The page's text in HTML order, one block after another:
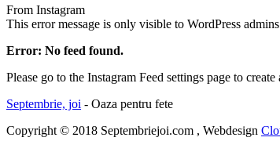
From Instagram
This error message is only visible to WordPress admins
Error: No feed found.
Please go to the Instagram Feed settings page to create
Septembrie, joi - Oaza pentru fete
Copyright © 2018 Septembriejoi.com , Webdesign